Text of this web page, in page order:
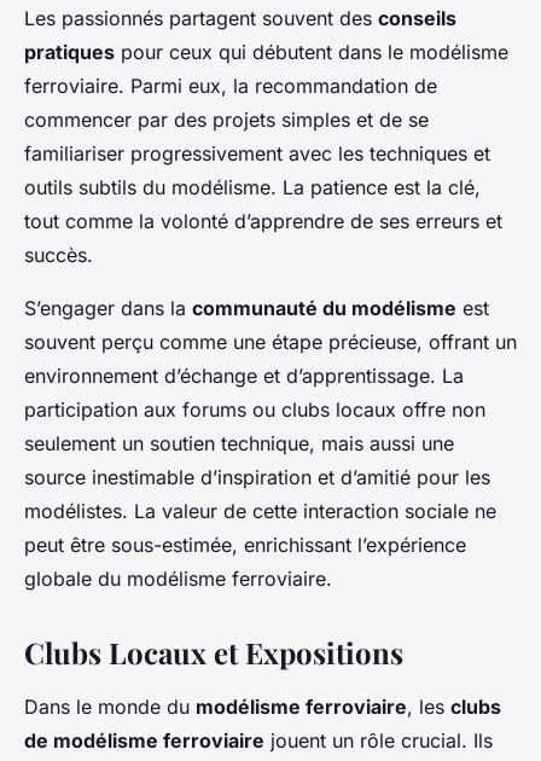
Les passionnés partagent souvent des conseils
pratiques pour ceux qui débutent dans le modélisme
ferroviaire. Parmi eux, la recommandation de
commencer par des projets simples et de se
familiariser progressivement avec les techniques et
outils subtils du modélisme. La patience est la clé,
tout comme la volonté d’apprendre de ses erreurs et
succès.
S’engager dans la communauté du modélisme est
souvent perçu comme une étape précieuse, offrant un
environnement d’échange et d’apprentissage. La
participation aux forums ou clubs locaux offre non
seulement un soutien technique, mais aussi une
source inestimable d’inspiration et d’amitié pour les
modélistes. La valeur de cette interaction sociale ne
peut être sous-estimée, enrichissant l’expérience
globale du modélisme ferroviaire.
Clubs Locaux et Expositions
Dans le monde du modélisme ferroviaire, les clubs
de modélisme ferroviaire jouent un rôle crucial. Ils